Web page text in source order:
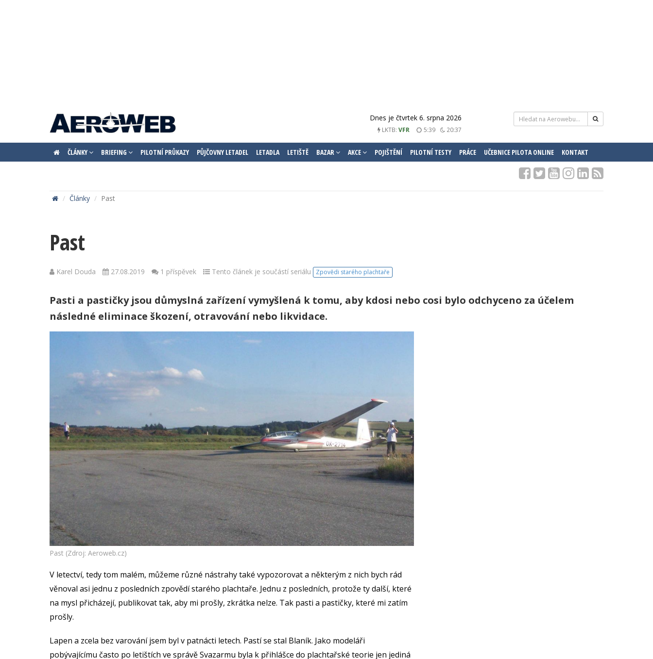
Dnes je čtvrtek 6. srpna 2026
LKTB: VFR 5:39 20:37
ČLÁNKY BRIEFING PILOTNÍ PRŮKAZY PŮJČOVNY LETADEL LETADLA LETIŠTĚ BAZAR AKCE POJIŠTĚNÍ PILOTNÍ TESTY PRÁCE UČEBNICE PILOTA ONLINE KONTAKT
Články Past
Past
Karel Douda 27.08.2019 1 příspěvek Tento článek je součástí seriálu Zpovědi starého plachtaře
Pasti a pastičky jsou důmyslná zařízení vymyšlená k tomu, aby kdosi nebo cosi bylo odchyceno za účelem
následné eliminace škození, otravování nebo likvidace.
Past (Zdroj: Aeroweb.cz)
V letectví, tedy tom malém, můžeme různé nástrahy také vypozorovat a některým z nich bych rád
věnoval asi jednu z posledních zpovědí starého plachtaře. Jednu z posledních, protože ty další, které
na mysl přicházejí, publikovat tak, aby mi prošly, zkrátka nelze. Tak pasti a pastičky, které mi zatím
prošly.
Lapen a zcela bez varování jsem byl v patnácti letech. Pastí se stal Blaník. Jako modeláři
pobývajícímu často po letištích ve správě Svazarmu byla k přihlášce do plachtařské teorie jen jediná